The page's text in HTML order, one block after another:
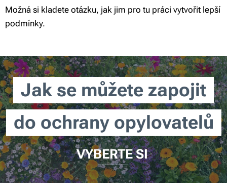
Možná si kladete otázku, jak jim pro tu práci vytvořit lepší
podmínky.
Jak se můžete zapojit
do ochrany opylovatelů
VYBERTE SI